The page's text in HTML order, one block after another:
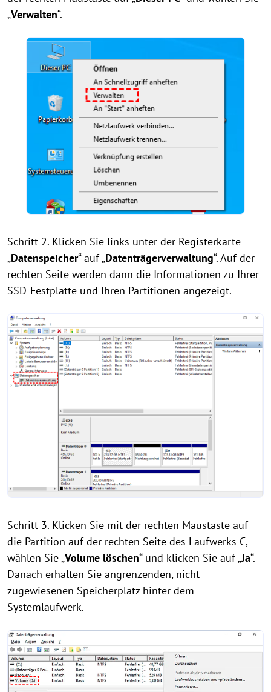
„Verwalten“.
Schritt 2. Klicken Sie links unter der Registerkarte
„Datenspeicher“ auf „Datenträgerverwaltung“. Auf der
rechten Seite werden dann die Informationen zu Ihrer
SSD-Festplatte und Ihren Partitionen angezeigt.
Schritt 3. Klicken Sie mit der rechten Maustaste auf
die Partition auf der rechten Seite des Laufwerks C,
wählen Sie „Volume löschen“ und klicken Sie auf „Ja“.
Danach erhalten Sie angrenzenden, nicht
zugewiesenen Speicherplatz hinter dem
Systemlaufwerk.